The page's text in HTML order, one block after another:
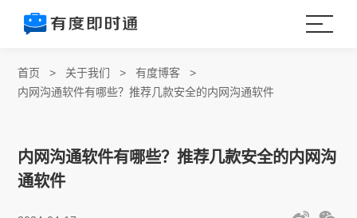
首页 > 关于我们 >有度博客 >
内网沟通软件有哪些？推荐几款安全的内网沟通软件
内网沟通软件有哪些？推荐几款安全的内网沟
通软件